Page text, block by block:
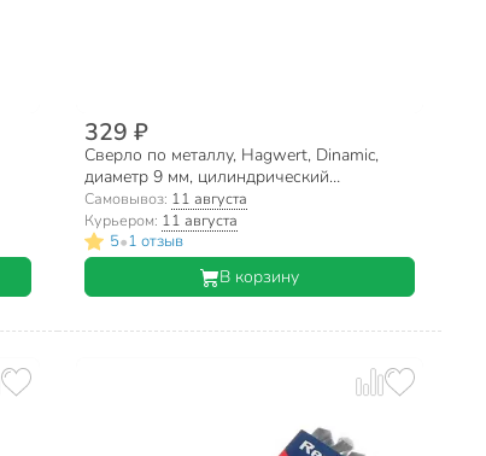
329 ₽
Сверло по металлу, Hagwert, Dinamic,
диаметр 9 мм, цилиндрический
хвостовик, 575090
Самовывоз: 11 августа
Курьером: 11 августа
5•1 отзыв
В корзину